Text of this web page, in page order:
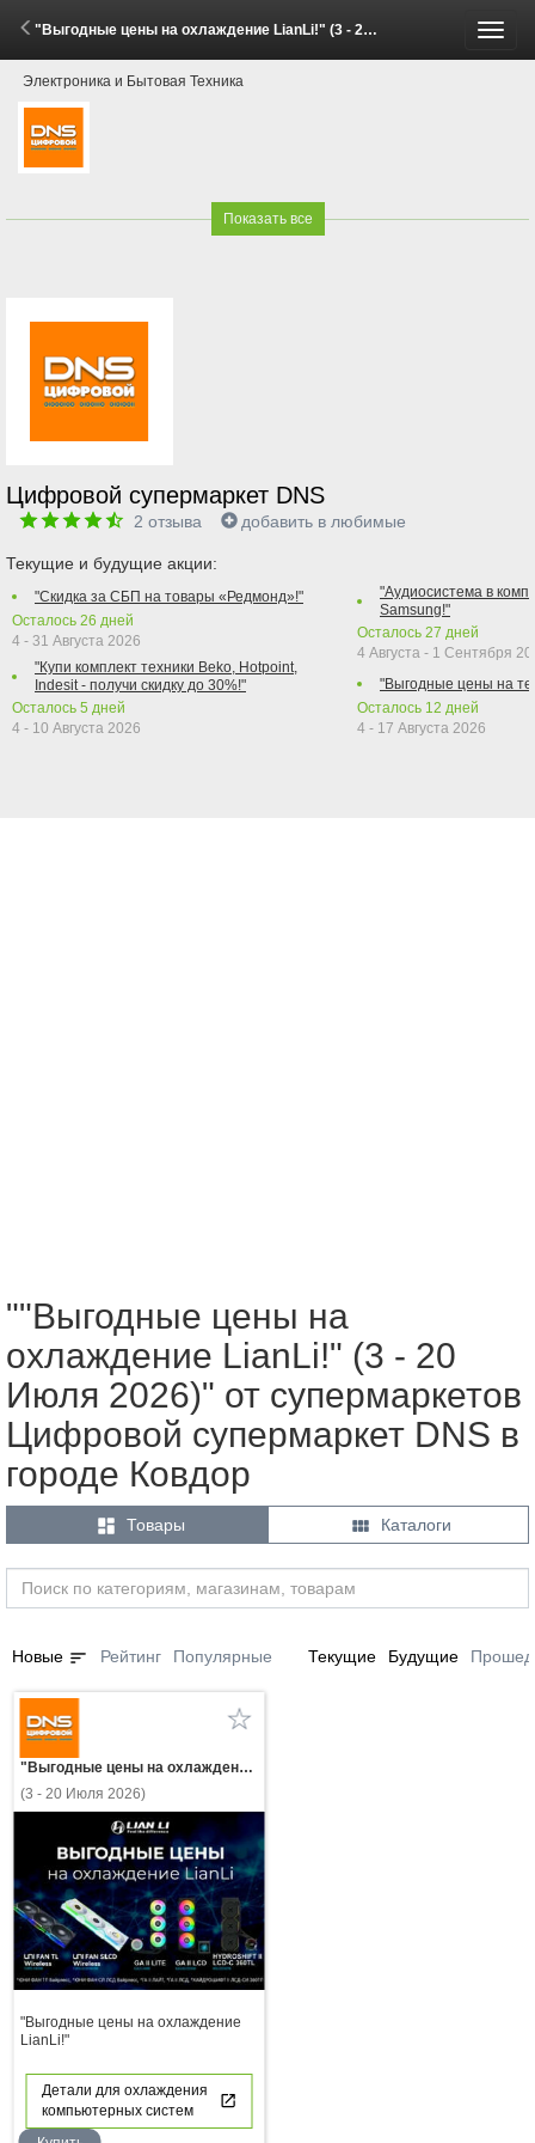
"Выгодные цены на охлаждение LianLi!" (3 - 20 Июля 2026)
Электроника и Бытовая Техника
Показать все
Цифровой супермаркет DNS
2 отзыва добавить в любимые
Текущие и будущие акции:
"Скидка за СБП на товары «Редмонд»!"
Осталось 26 дней
4 - 31 Августа 2026
"Купи комплект техники Beko, Hotpoint,
Indesit - получи скидку до 30%!"
Осталось 5 дней
4 - 10 Августа 2026
"Аудиосистема в
Samsung!"
Осталось 27 дней
4 Августа - 1 Сентября
"Выгодные цены на
Осталось 12 дней
4 - 17 Августа 2026
""Выгодные цены на
охлаждение LianLi!" (3 - 20
Июля 2026)" от супермаркетов
Цифровой супермаркет DNS в
городе Ковдор
 Товары  Каталоги
Новые sort Рейтинг Популярные Текущие Будущие
"Выгодные цены на охлаждение LianLi!"
(3 - 20 Июля 2026)
"Выгодные цены на охлаждение
LianLi!"
Детали для охлаждения
компьютерных систем